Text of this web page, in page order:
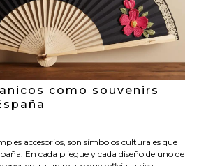
como souvenirs
accesorios, son símbolos culturales que
En cada pliegue y cada diseño de uno de